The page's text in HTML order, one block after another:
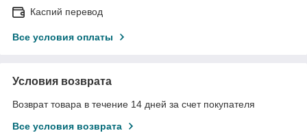
Каспий перевод
Все условия оплаты
Условия возврата
Возврат товара в течение 14 дней за счет покупателя
Все условия возврата